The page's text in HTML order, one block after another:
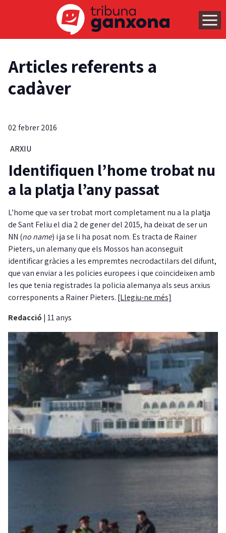
Articles referents a
cadàver
02 febrer 2016
ARXIU
Identifiquen l’home trobat nu
a la platja l’any passat
L’home que va ser trobat mort completament nu a la platja
de Sant Feliu el dia 2 de gener del 2015, ha deixat de ser un
NN (no name) i ja se li ha posat nom. Es tracta de Rainer
Pieters, un alemany que els Mossos han aconseguit
identificar gràcies a les empremtes necrodactilars del difunt,
que van enviar a les policies europees i que coincideixen amb
les que tenia registrades la policia alemanya als seus arxius
corresponents a Rainer Pieters. [Llegiu-ne més]
Redacció | 11 anys